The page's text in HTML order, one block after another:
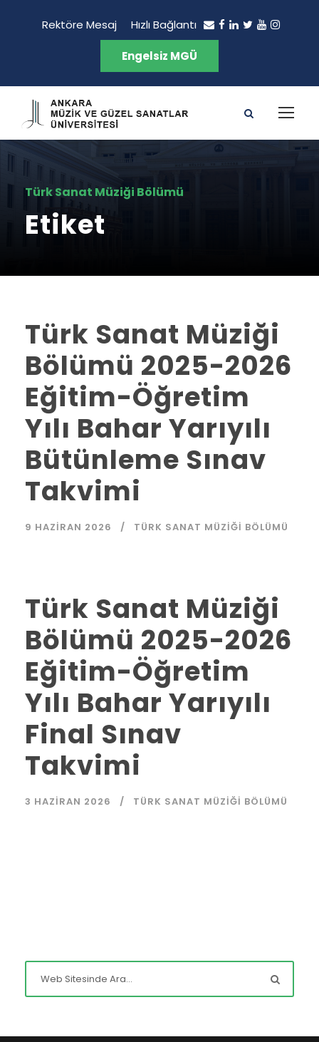
Rektöre Mesaj Hızlı Bağlantı
Engelsiz MGÜ
Türk Sanat Müziği Bölümü
Etiket
Türk Sanat Müziği
Bölümü 2025-2026
Eğitim-Öğretim
Yılı Bahar Yarıyılı
Bütünleme Sınav
Takvimi
9 HAZIRAN 2026 TÜRK SANAT MÜZIĞI BÖLÜMÜ
Türk Sanat Müziği
Bölümü 2025-2026
Eğitim-Öğretim
Yılı Bahar Yarıyılı
Final Sınav
Takvimi
3 HAZIRAN 2026 TÜRK SANAT MÜZIĞI BÖLÜMÜ